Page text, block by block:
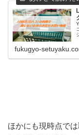
fukugyo-
ほかにも現時点で